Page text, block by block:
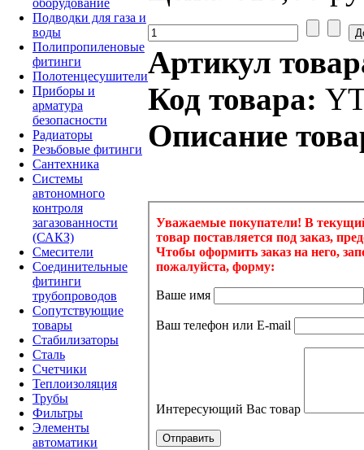
Подводки для газа и
воды
Полипропиленовые
фитинги
Полотенцесушители
Приборы и
арматура
безопасности
Радиаторы
Резьбовые фитинги
Сантехника
Системы
автономного
контроля
загазованности
(САКЗ)
Смесители
Соединительные
фитинги
трубопроводов
Сопутствующие
товары
Стабилизаторы
Сталь
Счетчики
Теплоизоляция
Трубы
Фильтры
Элементы
автоматики
Артикул
Код товара:
Описание